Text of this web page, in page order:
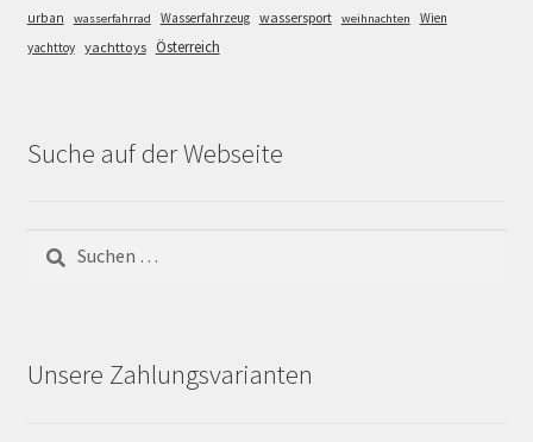
urban wasserfahrrad Wasserfahrzeug wassersport weihnachten
Wien
yachttoy yachttoys Österreich
Suche auf der Webseite
Suchen
nach:
Unsere Zahlungsvarianten